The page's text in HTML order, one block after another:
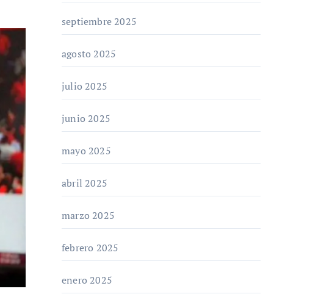
septiembre 2025
agosto 2025
julio 2025
junio 2025
mayo 2025
abril 2025
marzo 2025
febrero 2025
enero 2025